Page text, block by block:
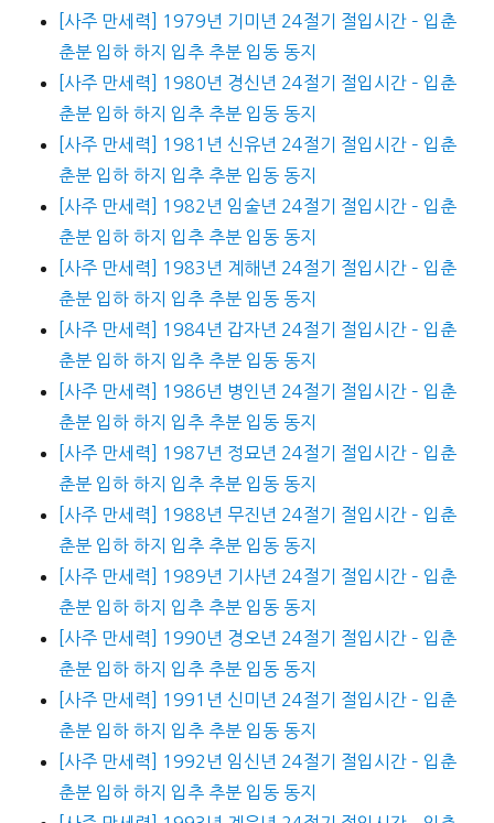
[사주 만세력] 1979년 기미년 24절기 절입시간 – 입춘
춘분 입하 하지 입추 추분 입동 동지
[사주 만세력] 1980년 경신년 24절기 절입시간 – 입춘
춘분 입하 하지 입추 추분 입동 동지
[사주 만세력] 1981년 신유년 24절기 절입시간 – 입춘
춘분 입하 하지 입추 추분 입동 동지
[사주 만세력] 1982년 임술년 24절기 절입시간 – 입춘
춘분 입하 하지 입추 추분 입동 동지
[사주 만세력] 1983년 계해년 24절기 절입시간 – 입춘
춘분 입하 하지 입추 추분 입동 동지
[사주 만세력] 1984년 갑자년 24절기 절입시간 – 입춘
춘분 입하 하지 입추 추분 입동 동지
[사주 만세력] 1986년 병인년 24절기 절입시간 – 입춘
춘분 입하 하지 입추 추분 입동 동지
[사주 만세력] 1987년 정묘년 24절기 절입시간 – 입춘
춘분 입하 하지 입추 추분 입동 동지
[사주 만세력] 1988년 무진년 24절기 절입시간 – 입춘
춘분 입하 하지 입추 추분 입동 동지
[사주 만세력] 1989년 기사년 24절기 절입시간 – 입춘
춘분 입하 하지 입추 추분 입동 동지
[사주 만세력] 1990년 경오년 24절기 절입시간 – 입춘
춘분 입하 하지 입추 추분 입동 동지
[사주 만세력] 1991년 신미년 24절기 절입시간 – 입춘
춘분 입하 하지 입추 추분 입동 동지
[사주 만세력] 1992년 임신년 24절기 절입시간 – 입춘
춘분 입하 하지 입추 추분 입동 동지